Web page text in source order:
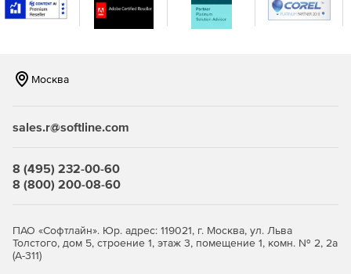
ANSI/ISO Fortran, предоставляющая поддержку Fortran
Москва
sales.r@softline.com
8 (495) 232-00-60
8 (800) 200-08-60
ПАО «Софтлайн». Юр. адрес: 119021, г. Москва, ул. Льва
Толстого, дом 5, строение 1, этаж 3, помещение 1, комн. № 2, 2а
(А-311)